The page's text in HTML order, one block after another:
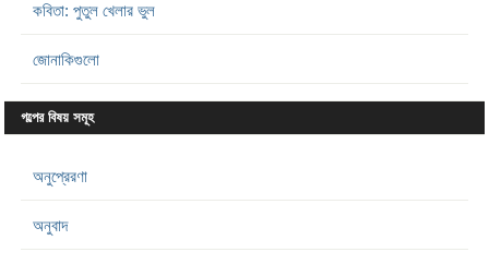
কবিতা: পুতুল খেলার ভুল
জোনাকিগুলো
গল্পের বিষয় সমূহ
অনুপ্রেরণা
অনুবাদ